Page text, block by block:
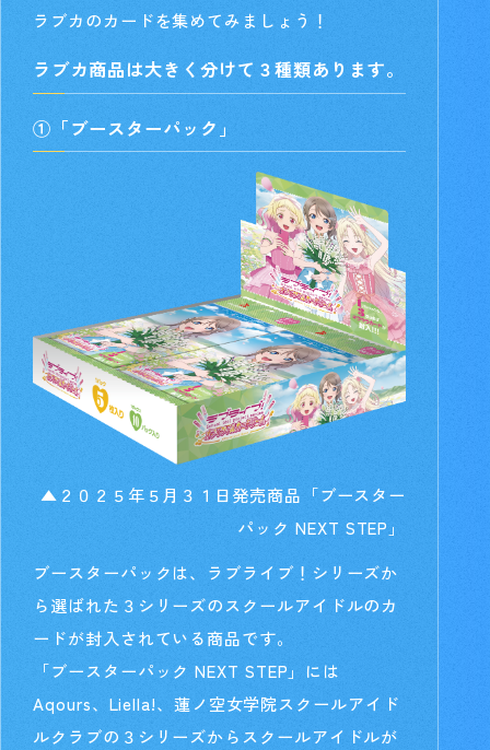
ラブカのカードを集めてみましょう！
ラブカ商品は大きく分けて３種類あります。
①「ブースターパック」
▲２０２５年５月３１日発売商品「ブースター
パック NEXT STEP」
ブースターパックは、ラブライブ！シリーズか
ら選ばれた３シリーズのスクールアイドルのカ
ードが封入されている商品です。
「ブースターパック NEXT STEP」には
Aqours、Liella!、蓮ノ空女学院スクールアイド
ルクラブの３シリーズからスクールアイドルが